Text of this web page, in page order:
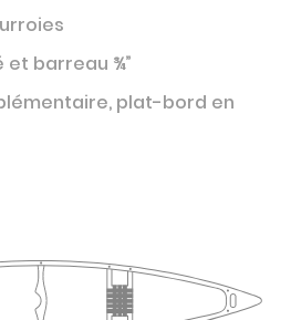
et barreau ¾”
plat-bord en